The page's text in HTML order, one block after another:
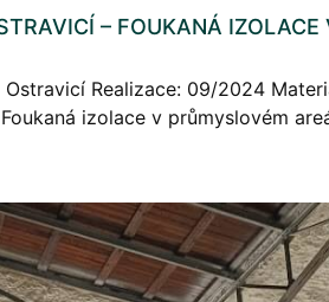
– FOUKANÁ IZOLACE
Realizace: 09/2024
izolace v průmyslovém